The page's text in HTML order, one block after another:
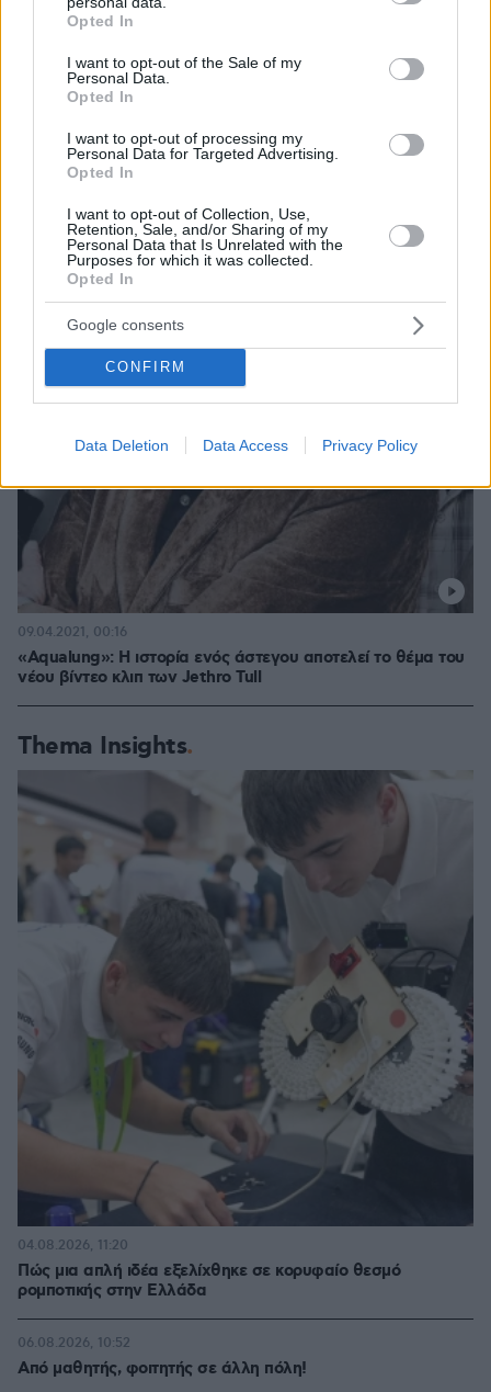
grant or deny consent to Google and its third-party tags to
use your data for below specified purposes in below Google
consent section.
Opted In
I want to opt-out of the Sale of my
Personal Data.
Opted In
I want to opt-out of processing my
Personal Data for Targeted Advertising.
Opted In
I want to opt-out of Collection, Use,
Retention, Sale, and/or Sharing of my
Personal Data that Is Unrelated with the
Purposes for which it was collected.
Opted In
Google consents
CONFIRM
Data Deletion Data Access Privacy Policy
The Weeknd: Προσφέρει 1 εκατ. δολάρια στους πληγέντες
της Αιθιοπίας
09.04.2021, 07:09
«Aqualung»: Η ιστορία ενός άστεγου αποτελεί το θέμα του
νέου βίντεο κλιπ των Jethro Tull
09.04.2021, 00:16
Thema Insights
Πώς μια απλή ιδέα εξελίχθηκε σε κορυφαίο θεσμό
ρομποτικής στην Ελλάδα
04.08.2026, 11:20
Από μαθητής, φοιτητής σε άλλη πόλη!
06.08.2026, 10:52